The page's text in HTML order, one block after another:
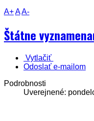
A+AA-
Štátne
Vytlačiť
Odoslať e-mailom
Podrobnosti
Uverejnené: